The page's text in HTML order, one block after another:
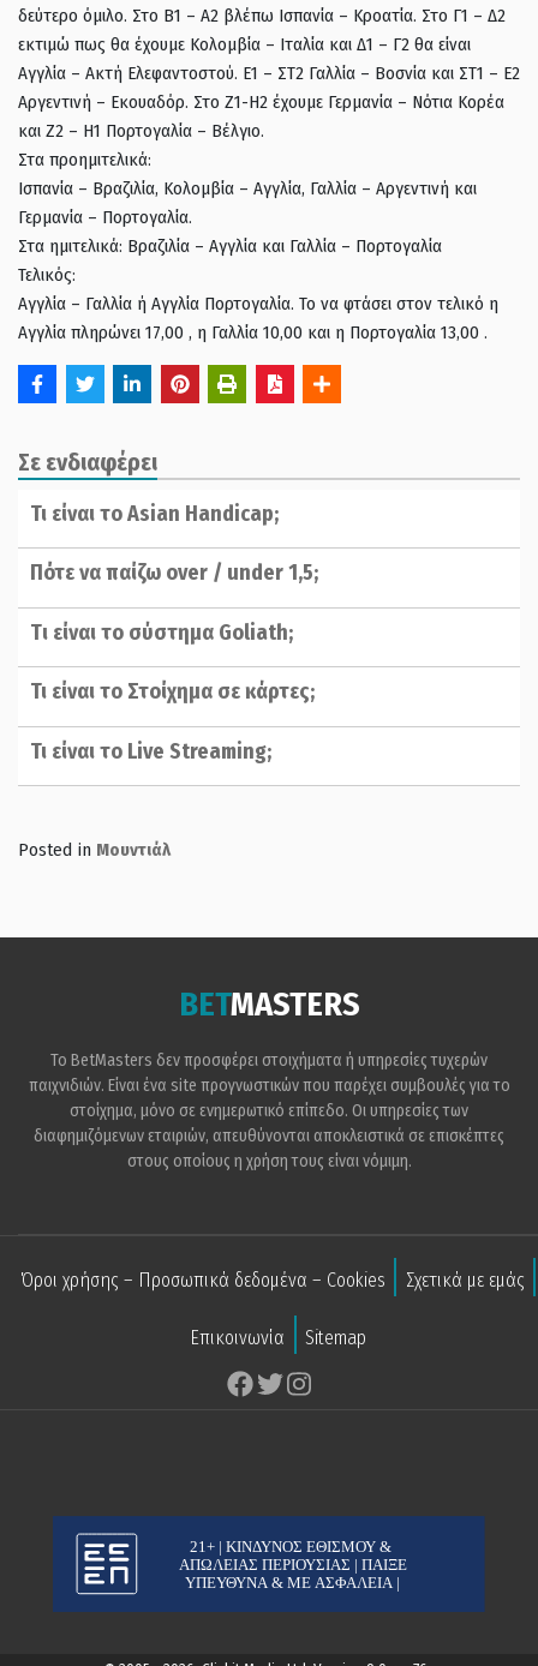
δεύτερο όμιλο. Στο Β1 – Α2 βλέπω Ισπανία – Κροατία. Στο Γ1 – Δ2
εκτιμώ πως θα έχουμε Κολομβία – Ιταλία και Δ1 – Γ2 θα είναι
Αγγλία – Ακτή Ελεφαντοστού. Ε1 – ΣΤ2 Γαλλία – Βοσνία και ΣΤ1 – Ε2
Αργεντινή – Εκουαδόρ. Στο Ζ1-Η2 έχουμε Γερμανία – Νότια Κορέα
και Ζ2 – Η1 Πορτογαλία – Βέλγιο.
Στα προημιτελικά:
Ισπανία – Βραζιλία, Κολομβία – Αγγλία, Γαλλία – Αργεντινή και
Γερμανία – Πορτογαλία.
Στα ημιτελικά: Βραζιλία – Αγγλία και Γαλλία – Πορτογαλία
Τελικός:
Αγγλία – Γαλλία ή Αγγλία Πορτογαλία. Το να φτάσει στον τελικό η
Αγγλία πληρώνει 17,00 , η Γαλλία 10,00 και η Πορτογαλία 13,00 .
Σε ενδιαφέρει
Τι είναι το Asian Handicap;
Πότε να παίζω over / under 1,5;
Tι είναι το σύστημα Goliath;
Τι είναι το Στοίχημα σε κάρτες;
Τι είναι το Live Streaming;
Posted in Μουντιάλ
BETMASTERS
Το BetMasters δεν προσφέρει στοιχήματα ή υπηρεσίες τυχερών
παιχνιδιών. Είναι ένα site προγνωστικών που παρέχει συμβουλές για το
στοίχημα, μόνο σε ενημερωτικό επίπεδο. Οι υπηρεσίες των
διαφημιζόμενων εταιριών, απευθύνονται αποκλειστικά σε επισκέπτες
στους οποίους η χρήση τους είναι νόμιμη.
Όροι χρήσης – Προσωπικά δεδομένα – Cookies Σχετικά με εμάς
Επικοινωνία Sitemap